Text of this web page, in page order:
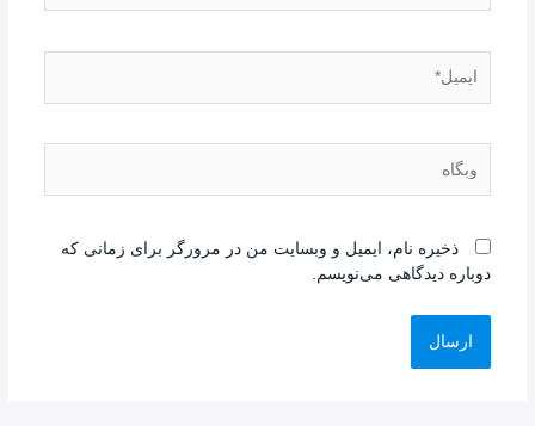
ذخیره نام، ایمیل و وبسایت من در مرورگر برای زمانی که
دوباره دیدگاهی می‌نویسم.